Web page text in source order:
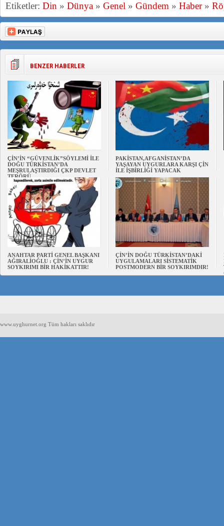
Etiketler: Din » Dünya » Genel » Gündem » Haber»
BENZER HABERLER
ÇİN’İN “GÜVENLİK”SÖYLEMİ İLE
DOĞU TÜRKİSTAN’DA
MEŞRULAŞTIRDIĞI ÇKP DEVLET
TERÖRÜ
PAKİSTAN,AFGANİSTAN’DA
YAŞAYAN UYGURLARA KARŞI ÇİN
İLE İŞBİRLİĞİ YAPACAK
ANAHTAR PARTİ GENEL BAŞKANI
AĞIRALİOĞLU : ÇİN’İN UYGUR
SOYKIRIMI BİR HAKİKATTIR!
ÇİN’İN DOĞU TÜRKİSTAN’DAKİ
UYGULAMALARI SİSTEMATİK
POSTMODERN BİR SOYKIRIMDIR!
www.uyghurnet.org Tüm hakları saklıdır